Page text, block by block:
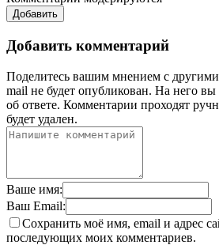
Добавить
Добавить комментарий
Поделитесь вашим мнением с
mail не будет опубликован. На него
об ответе. Комментарии проходят
будет удален.
Ваше имя:
Ваш Email:
Сохранить моё имя, email и адрес
последующих моих комментариев.